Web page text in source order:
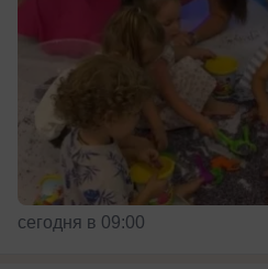
сегодня в 09:00